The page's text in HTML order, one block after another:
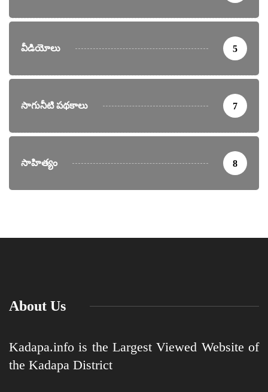
వీడియోలు 5
సాగునీటి పథకాలు 7
సాహిత్యం 8
About Us
Kadapa.info is the Largest Viewed Website of
the Kadapa District